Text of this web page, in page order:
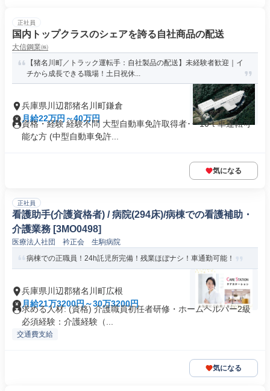
正社員
国内トップクラスのシェアを誇る自社商品の配送
大信鋼業㈱
【猪名川町／トラック運転手：自社製品の配送】未経験者歓迎｜イ
チから成長できる職場！土日祝休...
兵庫県川辺郡猪名川町鎌倉
月給22万円～40万円
資格・経験 経験不問 大型自動車免許取得者･･･10ｔ車運転可
能な方 (中型自動車免許...
気になる
正社員
看護助手(介護資格者) / 病院(294床)/病棟での看護補助・
介護業務 [3MO0498]
医療法人社団 衿正会 生駒病院
病棟での正職員！24h託児所完備！残業ほぼナシ！車通勤可能！
兵庫県川辺郡猪名川町広根
月給21万3200円～30万3200円
求める人材: (資格) 介護職員初任者研修・ホームヘルパー2級
必須経験：介護経験（...
交通費支給
気になる